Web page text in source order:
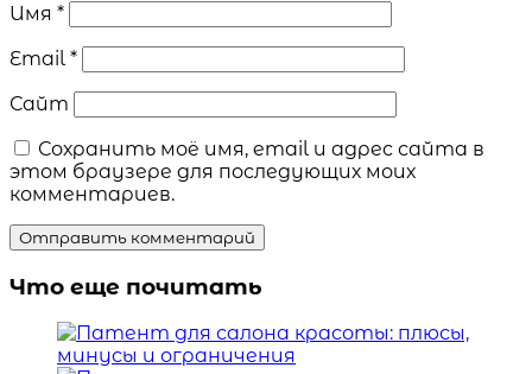
Имя *
Email *
Сайт
Сохранить моё имя, email и адрес сайта в
этом браузере для последующих моих
комментариев.
Что еще почитать